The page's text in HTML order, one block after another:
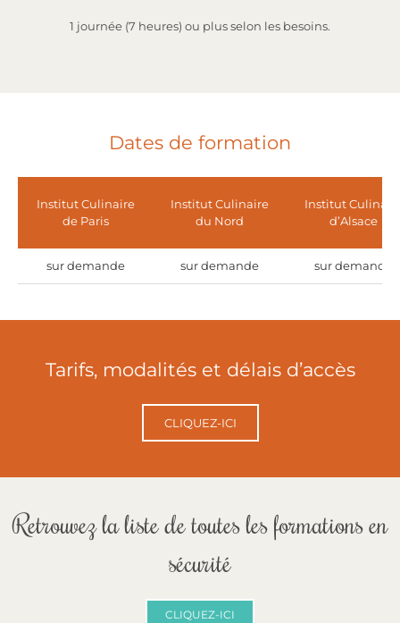
1 journée (7 heures) ou plus selon les besoins.
Dates de formation
Institut Culinaire
de Paris
Institut Culinaire
du Nord
Institut
d’Alsace
sur demande sur demande sur demande
Tarifs, modalités et délais d’accès
CLIQUEZ-ICI
Retrouvez la liste de toutes les formations en
sécurité
CLIQUEZ-ICI